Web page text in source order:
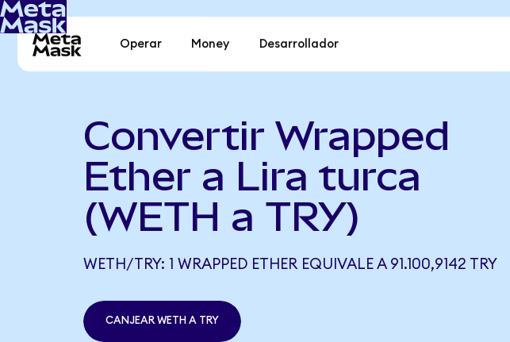
Operar Money Desarrollador
Convertir Wrapped
Ether a Lira turca
(WETH a TRY)
WETH/TRY: 1 WRAPPED ETHER EQUIVALE A 91.100,9142 TRY
CANJEAR WETH A TRY